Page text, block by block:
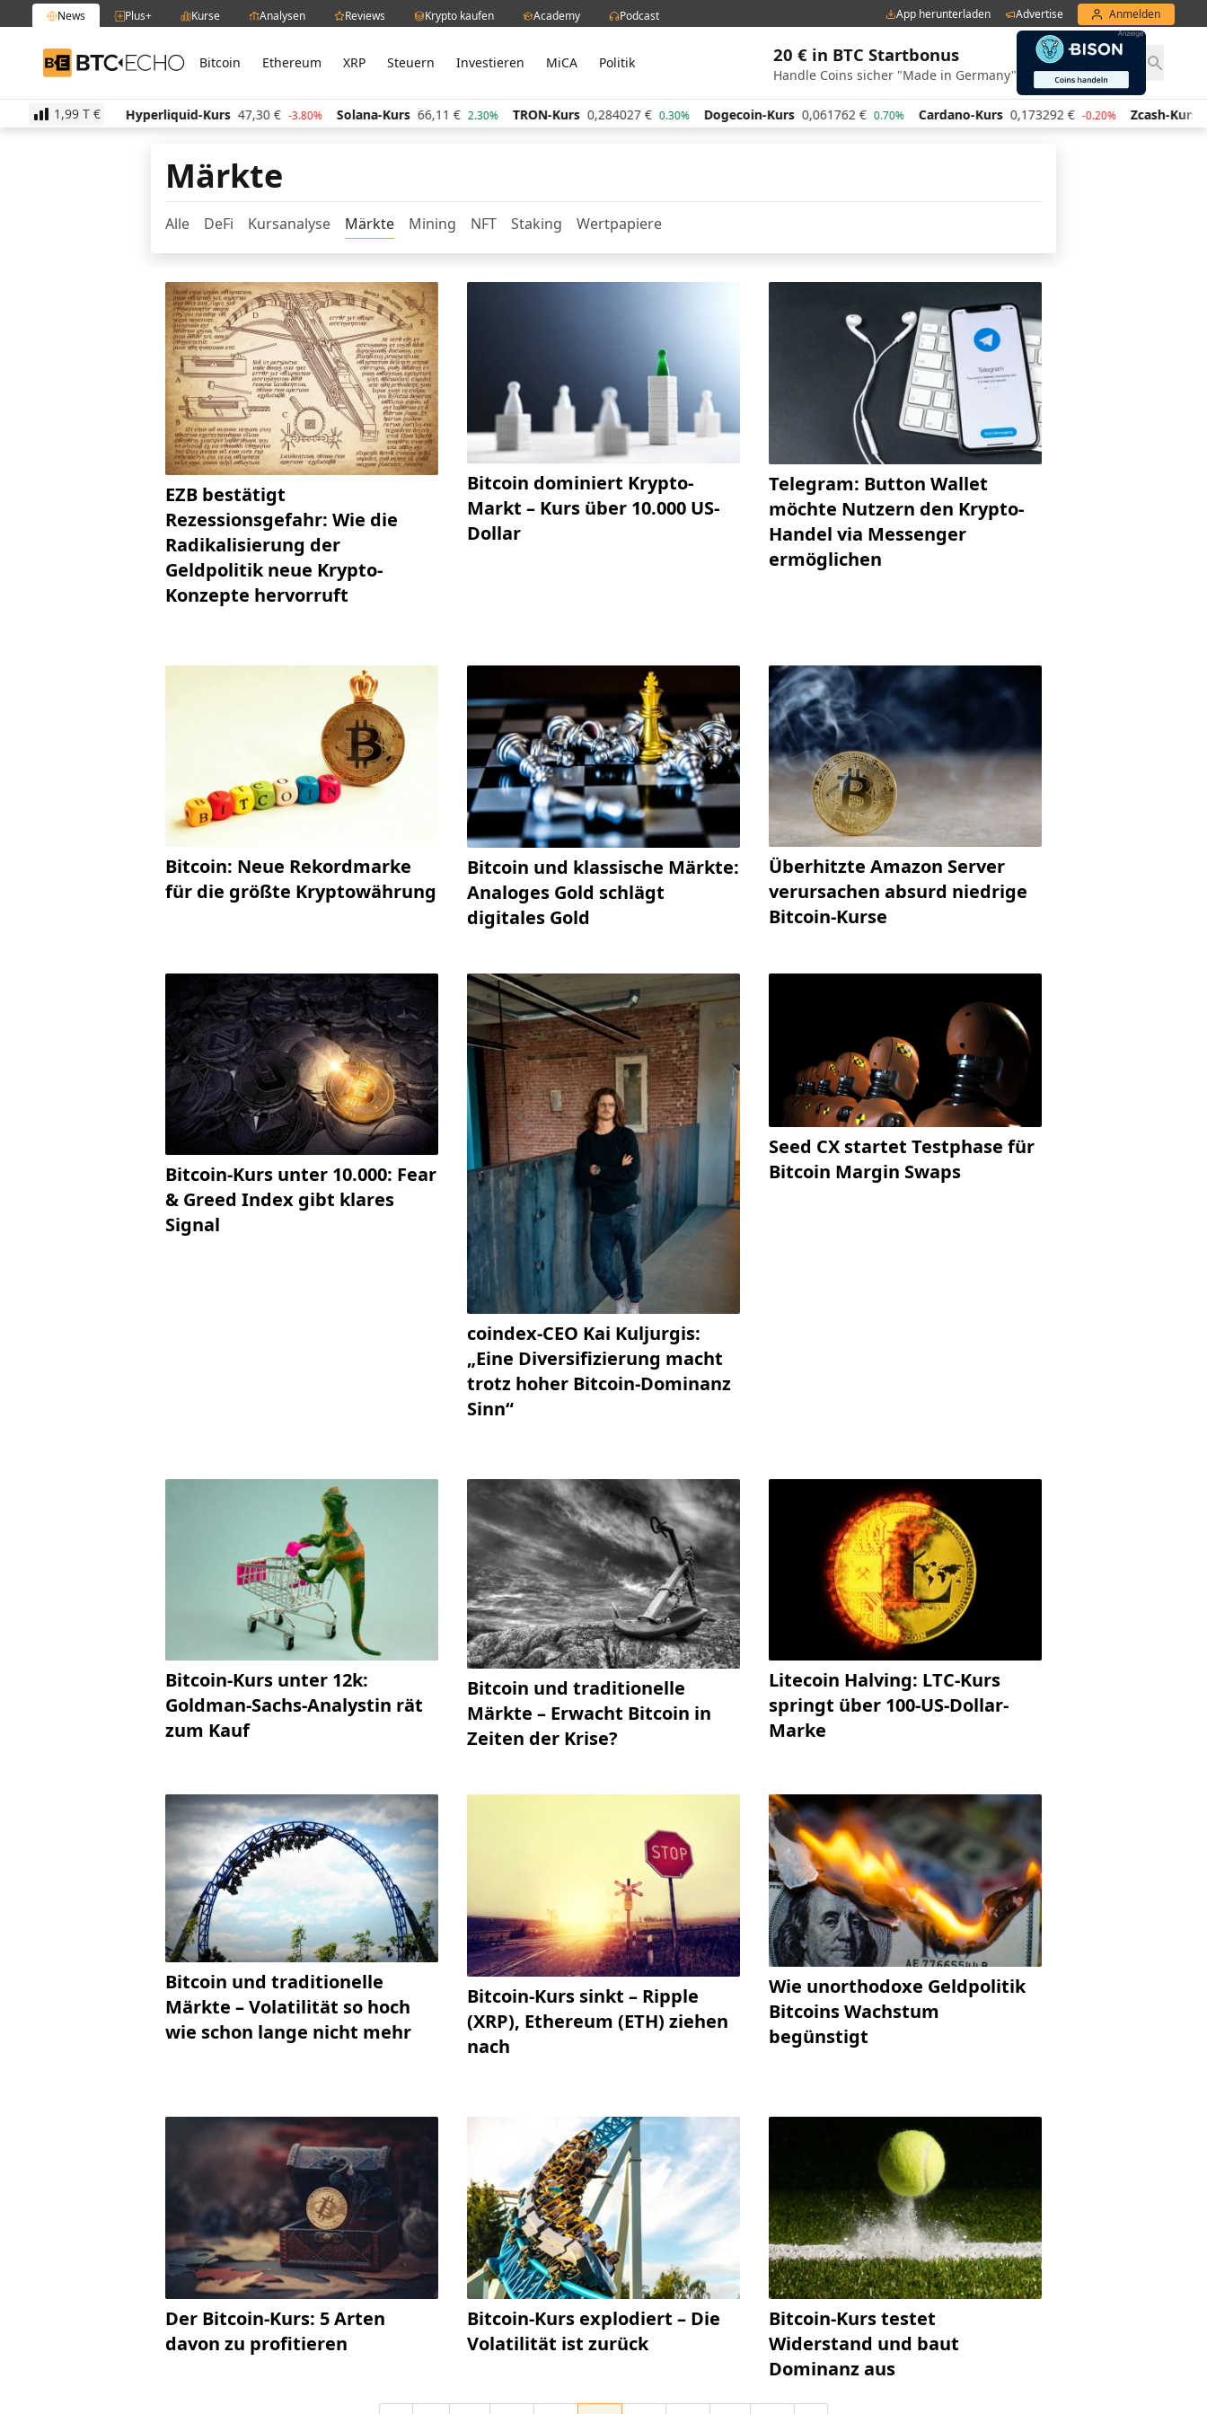
News Plus+ Kurse Analysen Reviews Krypto kaufen Academy Podcast App herunterladen Advertise Anmelden
BTC-ECHO Bitcoin Ethereum XRP Steuern Investieren MiCA Politik 20 € in BTC Startbonus
Handle Coins sicher "Made in Germany"
1,99 T €
€ 1.10% Hyperliquid-Kurs 47,30 € -3.80% Solana-Kurs 66,11 € 2.30% TRON-Kurs 0,284027 € 0.30% Dogecoin-Kurs 0,061762 € 0.70% Cardano-Kurs 0,173292 € -0.20% Zcash-Kurs 436,13
Märkte
Alle DeFi Kursanalyse Märkte Mining NFT Staking Wertpapiere
EZB bestätigt
Rezessionsgefahr: Wie die
Radikalisierung der
Geldpolitik neue Krypto-
Konzepte hervorruft
Bitcoin dominiert Krypto-
Markt – Kurs über 10.000 US-
Dollar
Telegram: Button Wallet
möchte Nutzern den Krypto-
Handel via Messenger
ermöglichen
Bitcoin: Neue Rekordmarke
für die größte Kryptowährung
Bitcoin und klassische Märkte:
Analoges Gold schlägt
digitales Gold
Überhitzte Amazon Server
verursachen absurd niedrige
Bitcoin-Kurse
Bitcoin-Kurs unter 10.000: Fear
& Greed Index gibt klares
Signal
coindex-CEO Kai Kuljurgis:
„Eine Diversifizierung macht
trotz hoher Bitcoin-Dominanz
Sinn“
Seed CX startet Testphase für
Bitcoin Margin Swaps
Bitcoin-Kurs unter 12k:
Goldman-Sachs-Analystin rät
zum Kauf
Bitcoin und traditionelle
Märkte – Erwacht Bitcoin in
Zeiten der Krise?
Litecoin Halving: LTC-Kurs
springt über 100-US-Dollar-
Marke
Bitcoin und traditionelle
Märkte – Volatilität so hoch
wie schon lange nicht mehr
Bitcoin-Kurs sinkt – Ripple
(XRP), Ethereum (ETH) ziehen
nach
Wie unorthodoxe Geldpolitik
Bitcoins Wachstum
begünstigt
Der Bitcoin-Kurs: 5 Arten
davon zu profitieren
Bitcoin-Kurs explodiert – Die
Volatilität ist zurück
Bitcoin-Kurs testet
Widerstand und baut
Dominanz aus